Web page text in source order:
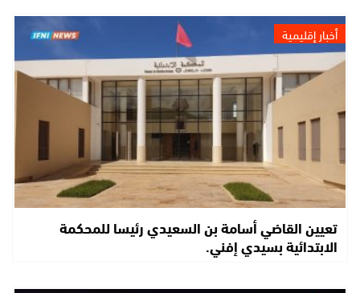
أخبار إقليمية
تعيين القاضي أسامة بن السعيدي رئيسا للمحكمة
الابتدائية بسيدي إفني.